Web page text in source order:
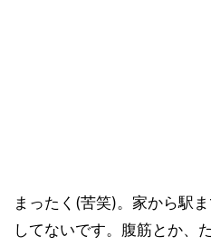
まったく(苦笑)。家から駅
してないです。腹筋とか、